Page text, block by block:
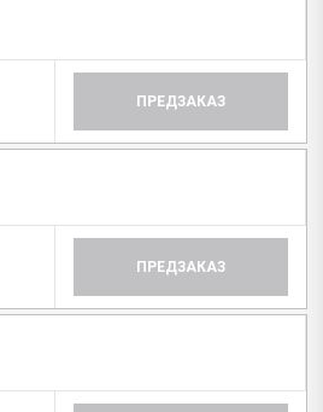
ПРЕДЗАКАЗ
ПРЕДЗАКАЗ